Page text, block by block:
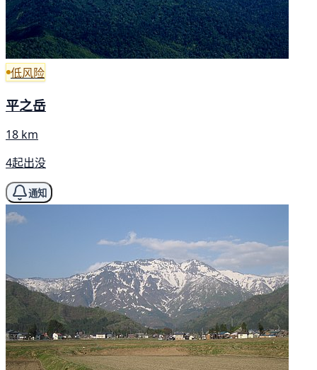
低风险
平之岳
18 km
4起出没
通知